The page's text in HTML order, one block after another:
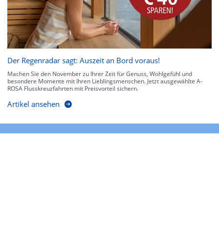
Der Regenradar sagt: Auszeit an Bord voraus!
Machen Sie den November zu Ihrer Zeit für Genuss, Wohlgefühl und
besondere Momente mit Ihren Lieblingsmenschen. Jetzt ausgewählte A-
ROSA Flusskreuzfahrten mit Preisvorteil sichern.
Artikel ansehen